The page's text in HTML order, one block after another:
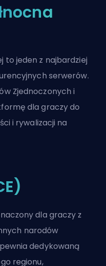
to jeden z najbardziej
serwerów.
Zjednoczonych i
dla graczy do
i rywalizacji na
dla graczy z
narodów
dedykowaną
regionu,